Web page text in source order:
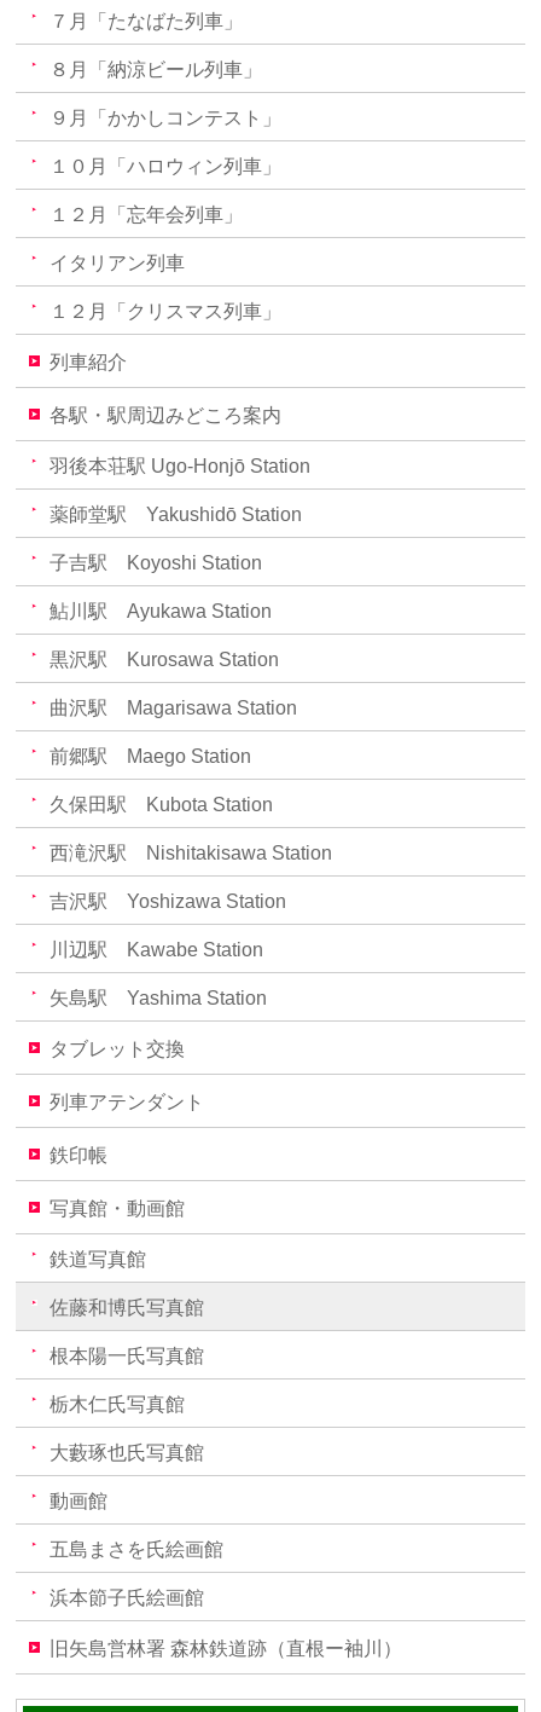
７月「たなばた列車」
８月「納涼ビール列車」
９月「かかしコンテスト」
１０月「ハロウィン列車」
１２月「忘年会列車」
イタリアン列車
１２月「クリスマス列車」
列車紹介
各駅・駅周辺みどころ案内
羽後本荘駅 Ugo-Honjō Station
薬師堂駅 Yakushidō Station
子吉駅 Koyoshi Station
鮎川駅 Ayukawa Station
黒沢駅 Kurosawa Station
曲沢駅 Magarisawa Station
前郷駅 Maego Station
久保田駅 Kubota Station
西滝沢駅 Nishitakisawa Station
吉沢駅 Yoshizawa Station
川辺駅 Kawabe Station
矢島駅 Yashima Station
タブレット交換
列車アテンダント
鉄印帳
写真館・動画館
鉄道写真館
佐藤和博氏写真館
根本陽一氏写真館
栃木仁氏写真館
大藪琢也氏写真館
動画館
五島まさを氏絵画館
浜本節子氏絵画館
旧矢島営林署 森林鉄道跡（直根ー袖川）